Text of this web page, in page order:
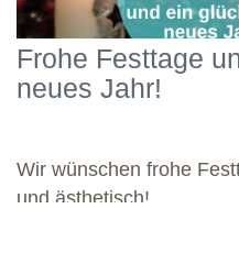
Engagement widmete sich die
Schwerpunkten und legte
kommenden Module. Günther
Dozierenden viel Freude bei
Frohe Festtage
neues Jahr!
Wir wünschen frohe
und ästhetisch!